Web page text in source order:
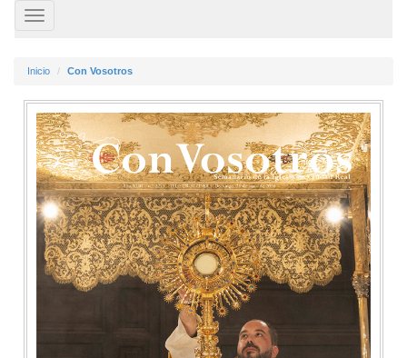
Toggle
navigation
Inicio Con Vosotros